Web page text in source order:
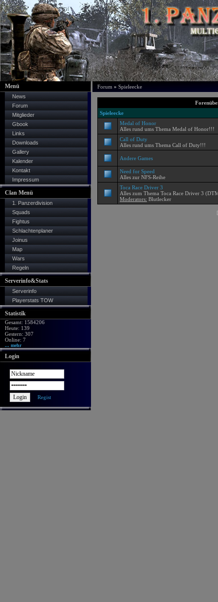
Menü
News
Forum
Mitglieder
Gbook
Links
Downloads
Gallery
Kalender
Kontakt
Impressum
Clan Menü
1. Panzerdivision
Squads
Fightus
Schlachtenplaner
Joinus
Map
Wars
Regeln
Serverinfo&Stats
Serverinfo
Playerstats TOW
Statistik
Gesamt: 1584206
Heute: 139
Gestern: 307
Online: 7
... mehr
Login
Regist
Forum » Spieleecke
Spieleecke
Medal of Honor
Alles rund ums Thema Medal of Honor!!!
Call of Duty
Alles rund ums Thema Call of Duty!!!
Andere Games
Need for Speed
Alles zur NFS-Reihe
Toca Race Driver 3
Alles zum Thema Toca Race Driver 3
Moderators: Blutlecker